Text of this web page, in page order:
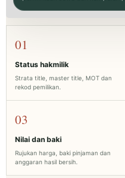
01
Status hakmilik
Strata title, master title, MOT dan
rekod pemilikan.
03
Nilai dan baki
Rujukan harga, baki pinjaman dan
anggaran hasil bersih.